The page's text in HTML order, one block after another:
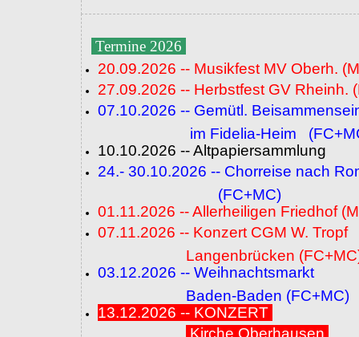
Termine 2026
20.09.2026 -- Musikfest MV Oberh.
27.09.2026 -- Herbstfest GV Rheinh.
07.10.2026 -- Gemütl.
im Fidelia-Heim
10.10.2026 -- Altpapiersammlung
24.- 30.10.2026 -- Chorreise nach
(FC+MC)
01.11.2026 -- Allerheiligen Friedhof
07.11.2026 -- Konzert CGM W. Tropf
Langenbrücken
03.12.2026 -- Weihnachtsmarkt
Baden-Baden (FC+MC)
13.12.2026 -- KONZERT
Kirche Oberhausen